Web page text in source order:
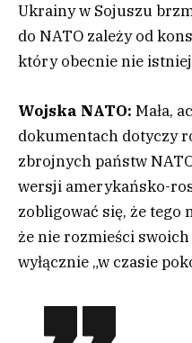
Ukrainy w Sojuszu
do NATO zależy od
który obecnie nie
Wojska NATO: Mała,
dokumentach dotyczy
zbrojnych państw
wersji amerykańsko-
zobligować się, że tego
że nie rozmieści swoich
wyłącznie „w czasie